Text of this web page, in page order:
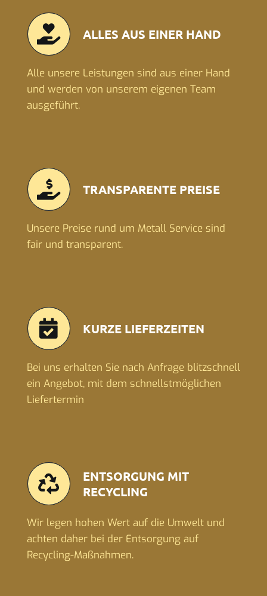
ALLES AUS EINER HAND
Alle unsere Leistungen sind aus einer Hand
und werden von unserem eigenen Team
ausgeführt.
TRANSPARENTE PREISE
Unsere Preise rund um Metall Service sind
fair und transparent.
KURZE LIEFERZEITEN
Bei uns erhalten Sie nach Anfrage blitzschnell
ein Angebot, mit dem schnellstmöglichen
Liefertermin
ENTSORGUNG MIT
RECYCLING
Wir legen hohen Wert auf die Umwelt und
achten daher bei der Entsorgung auf
Recycling-Maßnahmen.